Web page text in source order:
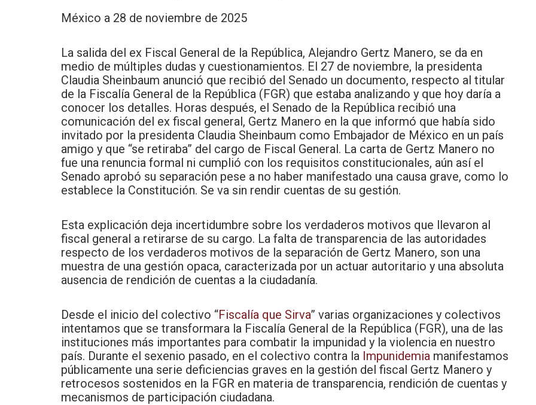
México a 28 de noviembre de 2025
La salida del ex Fiscal General de la República, Alejandro Gertz Manero, se da en
medio de múltiples dudas y cuestionamientos. El 27 de noviembre, la presidenta
Claudia Sheinbaum anunció que recibió del Senado un documento, respecto al titular
de la Fiscalía General de la República (FGR) que estaba analizando y que hoy daría a
conocer los detalles. Horas después, el Senado de la República recibió una
comunicación del ex fiscal general, Gertz Manero en la que informó que había sido
invitado por la presidenta Claudia Sheinbaum como Embajador de México en un país
amigo y que “se retiraba” del cargo de Fiscal General. La carta de Gertz Manero no
fue una renuncia formal ni cumplió con los requisitos constitucionales, aún así el
Senado aprobó su separación pese a no haber manifestado una causa grave, como lo
establece la Constitución. Se va sin rendir cuentas de su gestión.
Esta explicación deja incertidumbre sobre los verdaderos motivos que llevaron al
fiscal general a retirarse de su cargo. La falta de transparencia de las autoridades
respecto de los verdaderos motivos de la separación de Gertz Manero, son una
muestra de una gestión opaca, caracterizada por un actuar autoritario y una absoluta
ausencia de rendición de cuentas a la ciudadanía.
Desde el inicio del colectivo “Fiscalía que Sirva” varias organizaciones y colectivos
intentamos que se transformara la Fiscalía General de la República (FGR), una de las
instituciones más importantes para combatir la impunidad y la violencia en nuestro
país. Durante el sexenio pasado, en el colectivo contra la Impunidemia manifestamos
públicamente una serie deficiencias graves en la gestión del fiscal Gertz Manero y
retrocesos sostenidos en la FGR en materia de transparencia, rendición de cuentas y
mecanismos de participación ciudadana.